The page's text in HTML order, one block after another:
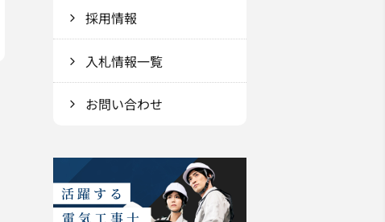
採用情報
入札情報一覧
お問い合わせ